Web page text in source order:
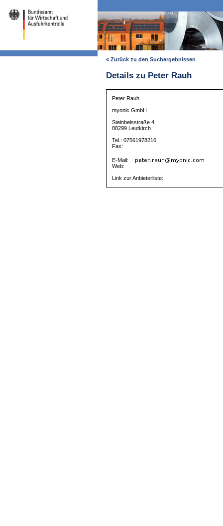
« Zurück zu den Suchergebnissen
Details zu Peter Rauh
Peter Rauh
myonic GmbH
Steinbeisstraße 4
88299 Leutkirch
Tel.: 07561978216
Fax:
E-Mail:
Web:
Link zur Anbieterliste: